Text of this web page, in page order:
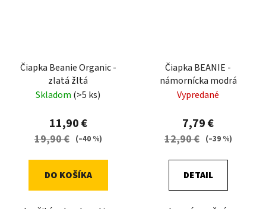
Čiapka Beanie Organic -
zlatá žltá
Skladom (>5 ks)
11,90 €
19,90 € (–40 %)
DO KOŠÍKA
Čiapka BEANIE -
námornícka modrá
Vypredané
7,79 €
12,90 € (–39 %)
DETAIL